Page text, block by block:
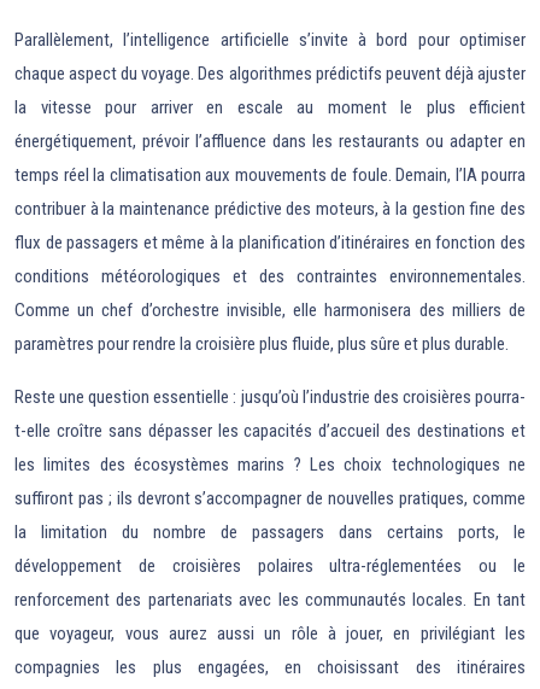
Parallèlement, l’intelligence artificielle s’invite à bord pour optimiser
chaque aspect du voyage. Des algorithmes prédictifs peuvent déjà ajuster
la vitesse pour arriver en escale au moment le plus efficient
énergétiquement, prévoir l’affluence dans les restaurants ou adapter en
temps réel la climatisation aux mouvements de foule. Demain, l’IA pourra
contribuer à la maintenance prédictive des moteurs, à la gestion fine des
flux de passagers et même à la planification d’itinéraires en fonction des
conditions météorologiques et des contraintes environnementales.
Comme un chef d’orchestre invisible, elle harmonisera des milliers de
paramètres pour rendre la croisière plus fluide, plus sûre et plus durable.
Reste une question essentielle : jusqu’où l’industrie des croisières pourra-
t-elle croître sans dépasser les capacités d’accueil des destinations et
les limites des écosystèmes marins ? Les choix technologiques ne
suffiront pas ; ils devront s’accompagner de nouvelles pratiques, comme
la limitation du nombre de passagers dans certains ports, le
développement de croisières polaires ultra-réglementées ou le
renforcement des partenariats avec les communautés locales. En tant
que voyageur, vous aurez aussi un rôle à jouer, en privilégiant les
compagnies les plus engagées, en choisissant des itinéraires